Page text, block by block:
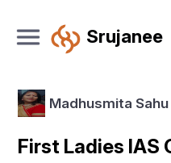
Srujanee
Madhusmita Sahu
First Ladies IAS